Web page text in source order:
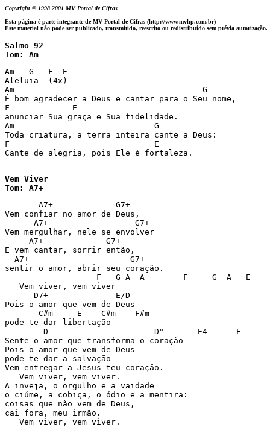
Copyright © 1998-2001 MV Portal de Cifras
Esta página é parte integrante de MV Portal de Cifras (http://www.mvhp.com.br)
Este material não pode ser publicado, transmitido, reescrito ou redistribuído sem prévia autorização.
Salmo 92
Tom: Am
Am   G   F  E
Aleluia  (4x)
Am                                       G
É bom agradecer a Deus e cantar para o Seu nome,
F             E
anunciar Sua graça e Sua fidelidade.
Am                             G
Toda criatura, a terra inteira cante a Deus:
F                              E
Cante de alegria, pois Ele é fortaleza.
Vem Viver
Tom: A7+
       A7+             G7+
Vem confiar no amor de Deus,
      A7+                  G7+
Vem mergulhar, nele se envolver
     A7+             G7+
E vem cantar, sorrir então,
  A7+                     G7+
sentir o amor, abrir seu coração.
                   F   G A  A        F     G  A   E
   Vem viver, vem viver
      D7+              E/D
Pois o amor que vem de Deus
       C#m     E    C#m    F#m
pode te dar libertação
        D                      D°       E4      E
Sente o amor que transforma o coração
Pois o amor que vem de Deus
pode te dar a salvação
Vem entregar a Jesus teu coração.
   Vem viver, vem viver.
A inveja, o orgulho e a vaidade
o ciúme, a cobiça, o ódio e a mentira:
coisas que não vem de Deus,
cai fora, meu irmão.
   Vem viver, vem viver.